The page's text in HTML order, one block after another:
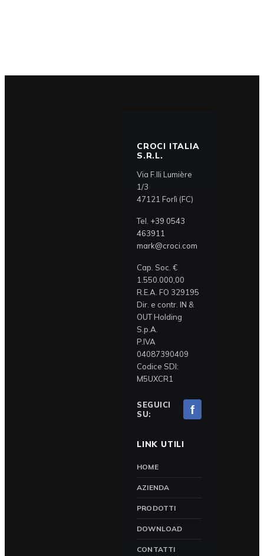
CROCI ITALIA
S.R.L.
Via F.lli Lumière
1/3
47121 Forlì (FC)
Tel. +39 0543
463911
mark@croci.com
Cap. Soc. €
1.550.000,00
R.E.A. FO 329195
Dir. e contr. IN &
OUT Holding
S.p.A.
P.IVA
04087390409
Codice SDI:
M5UXCR1
SEGUICI
SU:
f
LINK UTILI
HOME
AZIENDA
PRODOTTI
DOWNLOAD
CONTATTI